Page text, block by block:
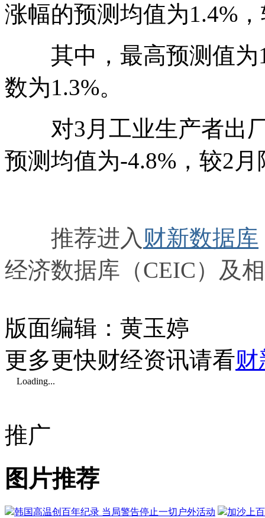
涨幅的预测均值为1.4%
其中，最高预测值为
数为1.3%。
对3月工业生产者出厂
预测均值为-4.8%，较2
推荐进入 财新数据库
经济数据库（CEIC）及
版面编辑：黄玉婷
更多更快财经资讯请看财
Loading...
推广
图片推荐
韩国高温创百年纪录 当局警告停止一切户外活动
加沙上